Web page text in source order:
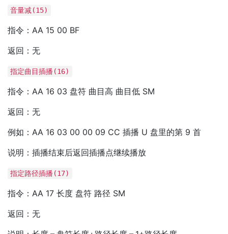
音量减(15)
指令：AA 15 00 BF
返回：无
指定曲目插播(16)
指令：AA 16 03 盘符 曲目高 曲目低 SM
返回：无
例如：AA 16 03 00 00 09 CC 插播 U 盘里的第 9 首
说明：插播结束后返回插播点继续播放
指定路径插播(17)
指令：AA 17 长度 盘符 路径 SM
返回：无